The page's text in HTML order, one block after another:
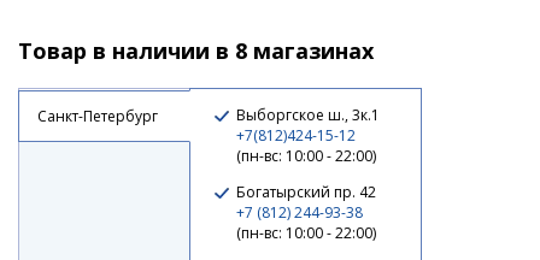
Товар в наличии в 8 магазинах
Санкт-Петербург
Выборгское ш., 3к.1
+7(812)424-15-12
(пн-вс: 10:00 - 22:00)
Богатырский пр. 42
+7 (812) 244-93-38
(пн-вс: 10:00 - 22:00)